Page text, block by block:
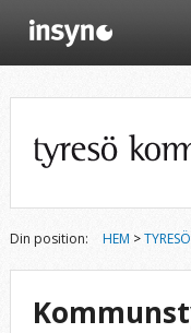
Din position: HEM >